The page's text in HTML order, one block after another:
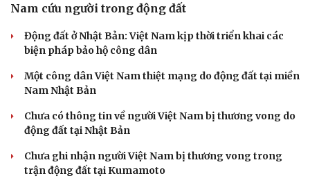
Nam cứu người trong động đất
Động đất ở Nhật Bản: Việt Nam kịp thời triển khai các
biện pháp bảo hộ công dân
Một công dân Việt Nam thiệt mạng do động đất tại miền
Nam Nhật Bản
Chưa có thông tin về người Việt Nam bị thương vong do
động đất tại Nhật Bản
Chưa ghi nhận người Việt Nam bị thương vong trong
trận động đất tại Kumamoto